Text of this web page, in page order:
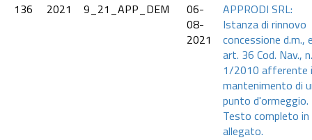
136
2021 9_21_APP_DEM
06-
08-
2021
APPRODI SRL:
Istanza di rinnovo
concessione d.m.,
art. 36 Cod. Nav., n.
1/2010 afferente
mantenimento di
punto d'ormeggio.
Testo completo in
allegato.